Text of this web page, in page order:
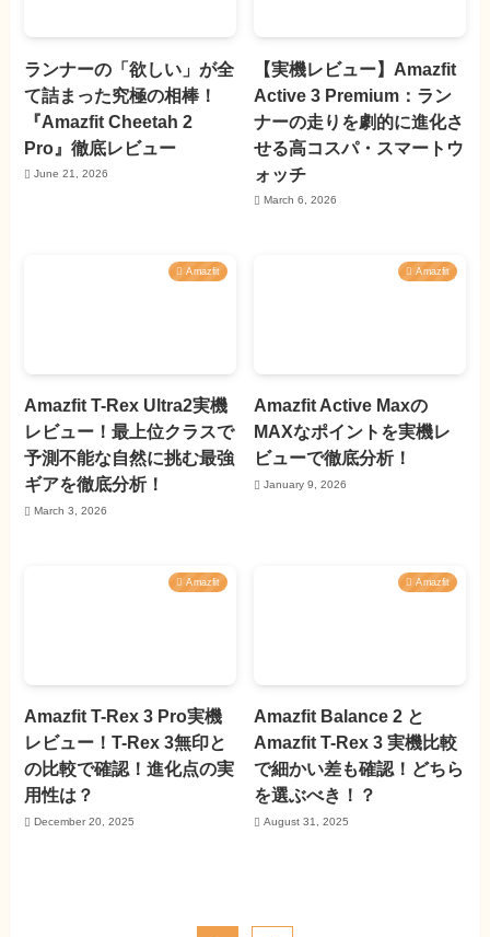
ランナーの「欲しい」が全
て詰まった究極の相棒！
『Amazfit Cheetah 2
Pro』徹底レビュー
June 21, 2026
【実機レビュー】Amazfit
Active 3 Premium：ラン
ナーの走りを劇的に進化さ
せる高コスパ・スマートウ
ォッチ
March 6, 2026
Amazfit
Amazfit T-Rex Ultra2実機
レビュー！最上位クラスで
予測不能な自然に挑む最強
ギアを徹底分析！
March 3, 2026
Amazfit
Amazfit Active Maxの
MAXなポイントを実機レ
ビューで徹底分析！
January 9, 2026
Amazfit
Amazfit T-Rex 3 Pro実機
レビュー！T-Rex 3無印と
の比較で確認！進化点の実
用性は？
December 20, 2025
Amazfit
Amazfit Balance 2 と
Amazfit T-Rex 3 実機比較
で細かい差も確認！どちら
を選ぶべき！？
August 31, 2025